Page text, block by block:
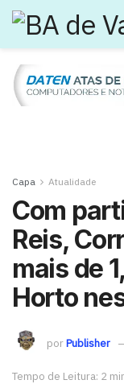
Capa Atualidade
Com
Reis,
mais de
Horto
porPublisher
Tempo de Leitura: 2